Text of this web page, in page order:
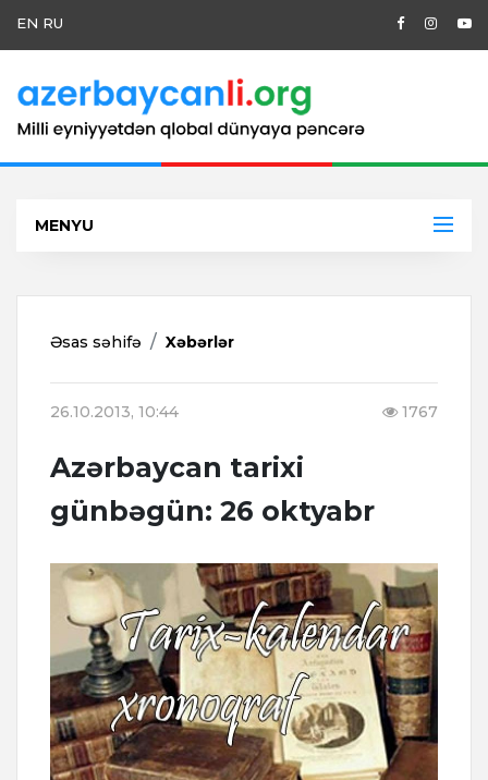
EN RU
MENYU
Əsas səhifə Xəbərlər
26.10.2013, 10:44 1767
Azərbaycan tarixi
günbəgün: 26 oktyabr